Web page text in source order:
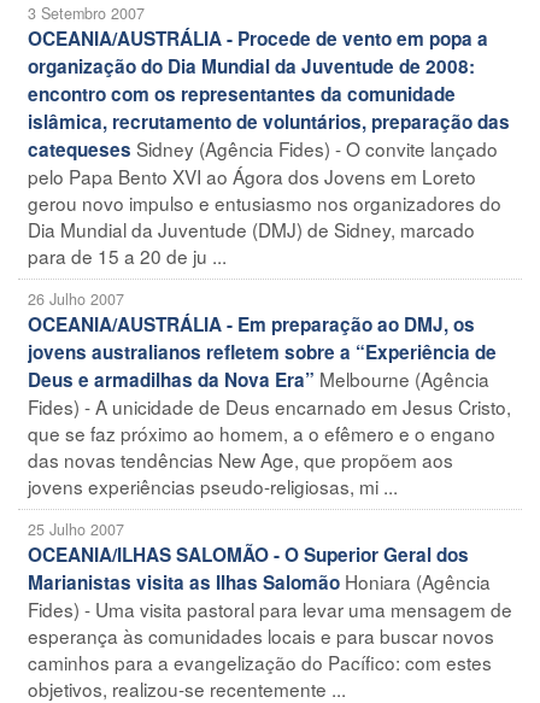
3 Setembro 2007
OCEANIA/AUSTRÁLIA - Procede de vento em popa a
organização do Dia Mundial da Juventude de 2008:
encontro com os representantes da comunidade
islâmica, recrutamento de voluntários, preparação das
catequeses Sidney (Agência Fides) - O convite lançado
pelo Papa Bento XVI ao Ágora dos Jovens em Loreto
gerou novo impulso e entusiasmo nos organizadores do
Dia Mundial da Juventude (DMJ) de Sidney, marcado
para de 15 a 20 de ju ...
26 Julho 2007
OCEANIA/AUSTRÁLIA - Em preparação ao DMJ, os
jovens australianos refletem sobre a “Experiência de
Deus e armadilhas da Nova Era” Melbourne (Agência
Fides) - A unicidade de Deus encarnado em Jesus Cristo,
que se faz próximo ao homem, a o efêmero e o engano
das novas tendências New Age, que propõem aos
jovens experiências pseudo-religiosas, mi ...
25 Julho 2007
OCEANIA/ILHAS SALOMÃO - O Superior Geral dos
Marianistas visita as Ilhas Salomão Honiara (Agência
Fides) - Uma visita pastoral para levar uma mensagem de
esperança às comunidades locais e para buscar novos
caminhos para a evangelização do Pacífico: com estes
objetivos, realizou-se recentemente ...